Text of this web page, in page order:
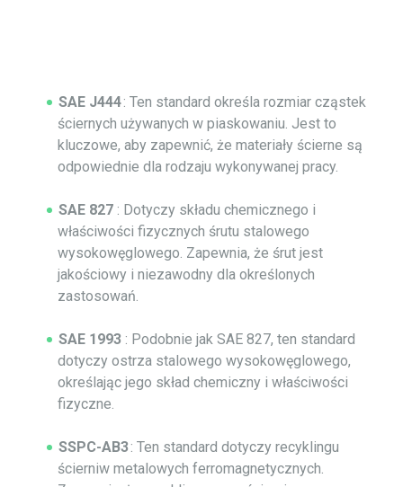
SAE J444: Ten standard określa rozmiar cząstek
ściernych używanych w piaskowaniu. Jest to
kluczowe, aby zapewnić, że materiały ścierne są
odpowiednie dla rodzaju wykonywanej pracy.
SAE 827 : Dotyczy składu chemicznego i
właściwości fizycznych śrutu stalowego
wysokowęglowego. Zapewnia, że śrut jest
jakościowy i niezawodny dla określonych
zastosowań.
SAE 1993 : Podobnie jak SAE 827, ten standard
dotyczy ostrza stalowego wysokowęglowego,
określając jego skład chemiczny i właściwości
fizyczne.
SSPC-AB3: Ten standard dotyczy recyklingu
ścierniw metalowych ferromagnetycznych.